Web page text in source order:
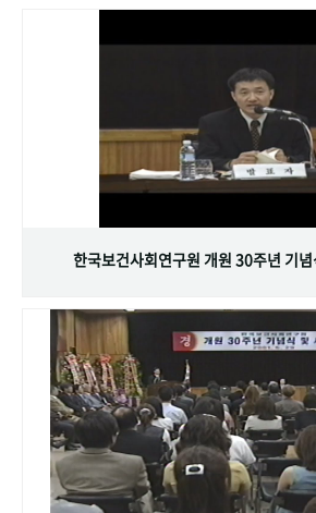
한국보건사회연구원 개원 30주년 기